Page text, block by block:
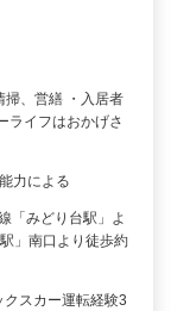
掃、営繕 ・入居者
イフはおかげさ
力による
「みどり台駅」よ
」南口より徒歩約
スカー運転経験3